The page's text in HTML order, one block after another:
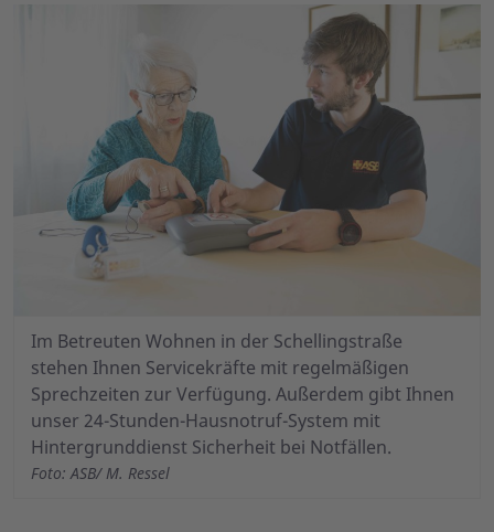
Im Betreuten Wohnen in der Schellingstraße
stehen Ihnen Servicekräfte mit regelmäßigen
Sprechzeiten zur Verfügung. Außerdem gibt Ihnen
unser 24-Stunden-Hausnotruf-System mit
Hintergrunddienst Sicherheit bei Notfällen.
Foto: ASB/ M. Ressel